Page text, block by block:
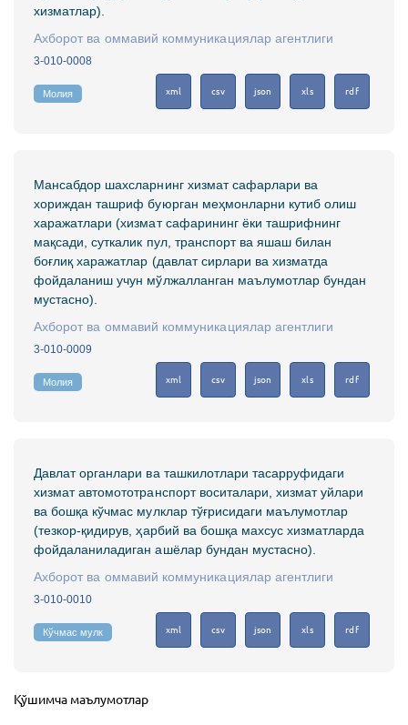
хизматлар).
Ахборот ва оммавий коммуникациялар агентлиги
3-010-0008
Молия xml csv json xls rdf
Мансабдор шахсларнинг хизмат сафарлари ва
хориждан ташриф буюрган меҳмонларни кутиб олиш
харажатлари (хизмат сафарининг ёки ташрифнинг
мақсади, суткалик пул, транспорт ва яшаш билан
боғлиқ харажатлар (давлат сирлари ва хизматда
фойдаланиш учун мўлжалланган маълумотлар бундан
мустасно).
Ахборот ва оммавий коммуникациялар агентлиги
3-010-0009
Молия xml csv json xls rdf
Давлат органлари ва ташкилотлари тасарруфидаги
хизмат автомототранспорт воситалари, хизмат уйлари
ва бошқа кўчмас мулклар тўғрисидаги маълумотлар
(тезкор-қидирув, ҳарбий ва бошқа махсус хизматларда
фойдаланиладиган ашёлар бундан мустасно).
Ахборот ва оммавий коммуникациялар агентлиги
3-010-0010
Кўчмас мулк xml csv json xls rdf
Қўшимча маълумотлар